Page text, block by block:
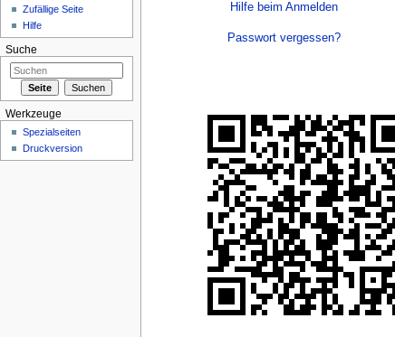
Hilfe beim Anmelden
Passwort vergessen?
Zufällige Seite
Hilfe
Suche
Werkzeuge
Spezialseiten
Druckversion